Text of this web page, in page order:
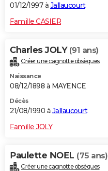
01/12/1997 à Jallaucourt
Famille CASIER
Charles JOLY (91 ans)
Créer une cagnotte obsèques
Naissance
08/12/1898 à MAYENCE
Décès
21/08/1990 à Jallaucourt
Famille JOLY
Paulette NOEL (75 ans)
Créer une cagnotte obsèques